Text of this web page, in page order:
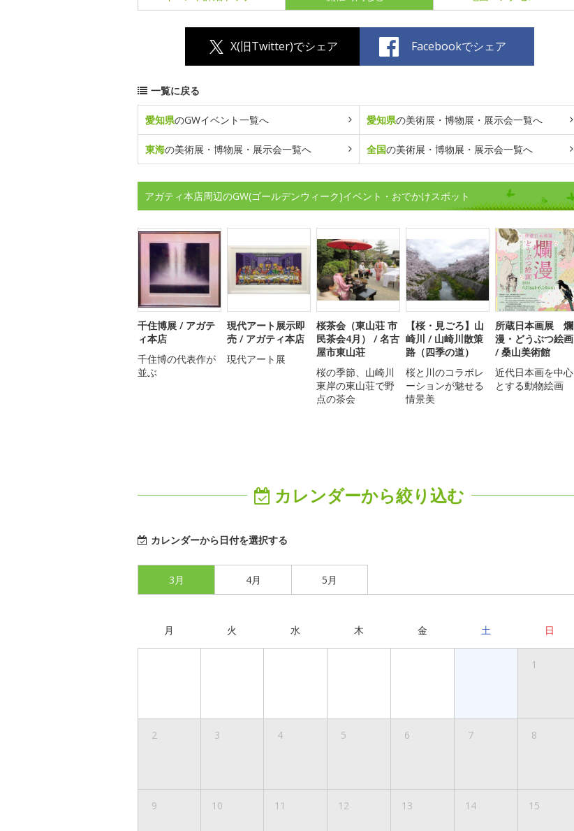
X(旧Twitter)でシェア Facebookでシェア
一覧に戻る
愛知県のGWイベント一覧へ 愛知県の美術展・博物展・展示会一覧へ
東海の美術展・博物展・展示会一覧へ 全国の美術展・博物展・展示会一覧へ
アガティ本店周辺のGW(ゴールデンウィーク)イベント・おでかけスポット
千住博展 / アガテ
ィ本店
千住博の代表作が
並ぶ
現代アート展示即
売 / アガティ本店
現代アート展
桜茶会（東山荘 市
民茶会4月） / 名古
屋市東山荘
桜の季節、山崎川
東岸の東山荘で野
点の茶会
【桜・見ごろ】山
崎川 / 山崎川散策
路（四季の道）
桜と川のコラボレ
ーションが魅せる
情景美
所蔵日本画展 爛
漫・どうぶつ絵画
/ 桑山美術館
近代日本画を中心
とする動物絵画
カレンダーから絞り込む
カレンダーから日付を選択する
3月 4月 5月
月 火 水 木 金 土 日
1
2 3 4 5 6 7 8
9 10 11 12 13 14 15